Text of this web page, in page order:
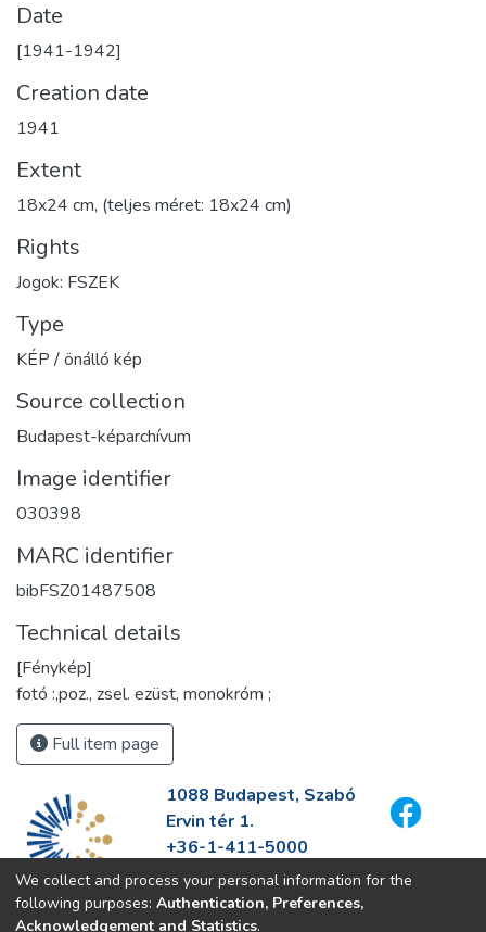
Date
[1941-1942]
Creation date
1941
Extent
18x24 cm, (teljes méret: 18x24 cm)
Rights
Jogok: FSZEK
Type
KÉP / önálló kép
Source collection
Budapest-képarchívum
Image identifier
030398
MARC identifier
bibFSZ01487508
Technical details
[Fénykép]
fotó :,poz., zsel. ezüst, monokróm ;
Full item page
1088 Budapest, Szabó
Ervin tér 1.
+36-1-411-5000
info@fszek.hu
https://fszek.hu
We collect and process your personal information for the
following purposes: Authentication, Preferences,
Acknowledgement and Statistics.